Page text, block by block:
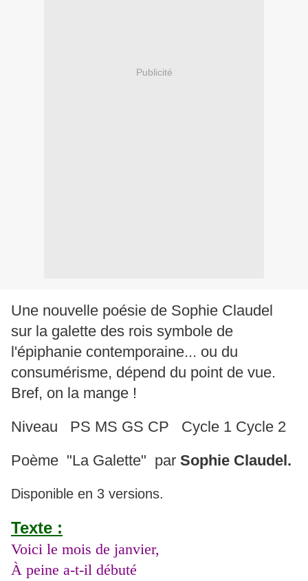
Publicité
Une nouvelle poésie de Sophie Claudel
sur la galette des rois symbole de
l'épiphanie contemporaine... ou du
consumérisme, dépend du point de vue.
Bref, on la mange !
Niveau PS MS GS CP Cycle 1 Cycle 2
Poème "La Galette" par Sophie Claudel.
Disponible en 3 versions.
Texte :
Voici le mois de janvier,
À peine a-t-il débuté